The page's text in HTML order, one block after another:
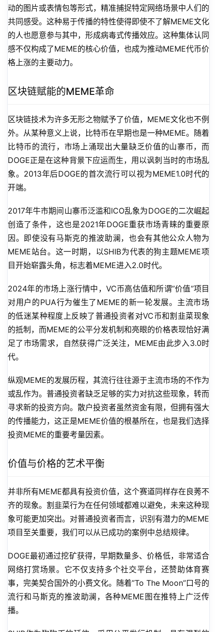
动的图片或表情包等形式，精准捕捉特定网络场景中人们的
共同感受。这种易于传播的特性使得即使不了解MEME文化
的人也愿意参与其中，形成病毒式传播效应。这种集体认同
感不仅构成了MEME的核心价值，也成为推动MEME代币价
格上涨的主要动力。
区块链赋能的MEME革命
区块链技术为许多无形之物赋予了价值，MEME文化也不例
外。从某种意义上说，比特币在早期也是一种MEME。随着
比特币的流行，市场上涌现出大量缺乏价值的山寨币，而
DOGE正是在这种背景下应运而生，用以讽刺当时的市场乱
象。2013年后DOGE的首次流行可以视为MEME1.0时代的
开端。
2017年牛市期间山寨币泛滥和ICO乱象为DOGE的二次崛起
创造了条件，这也是2021年DOGE重获市场青睐的重要原
因。即使没有马斯克的推波助澜，也会有其他公众人物为
MEME站台。这一时期，以SHIB为代表的狗主题MEME项
目开始崭露头角，标志着MEME进入2.0时代。
2024年的市场上涨行情中，VC币高估值和所谓”价值”项目
对用户的PUA行为催生了MEME的新一轮发展。主流市场
的低迷某种程度上反映了普通投资者对VC币和割韭菜现象
的抵制，而MEME的公平分发机制和亮眼的价格表现恰好满
足了市场需求，自然获得广泛关注，MEME由此步入3.0时
代。
纵观MEME的发展历程，其流行往往源于主流市场的不作为
或乱作为。普通投资者缺乏足够的实力对抗这些现象，转而
寻求新的投资方向。散户投资者虽然资金有限，但拥有强大
的传播能力，这正是MEME价值的根基所在，也是我们选择
投资MEME的重要考量因素。
价值与价格的艺术平衡
并非所有MEME都具有投资价值，这个赛道同样存在良莠不
齐的现象。割韭菜行为在任何领域都难以避免，未来这种现
象可能更加突出。对普通投资者而言，识别有潜力的MEME
项目至关重要，我们可以从已成功的案例中总结规律。
DOGE最初通过挖矿获得，早期数量多、价格低，非常适合
网络打赏场景。它不仅支持多个社交平台，还赞助体育赛
事，完美契合国外的小费文化。随着”To The Moon”口号的
流行和马斯克的推波助澜，各种MEME图在推特上广泛传
播。